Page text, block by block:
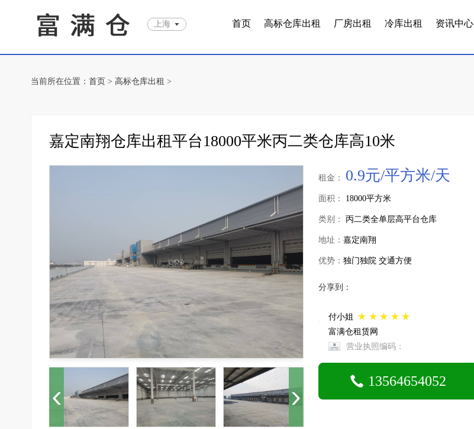
上海 首页 高标仓库出租 厂房出租 冷库出租 资讯中心
当前所在位置： 首页 > 高标仓库出租 >
嘉定南翔仓库出租平台18000平米丙二类仓库高10米
租金： 0.9元/平方米/天
面积： 18000平方米
类别： 丙二类全单层高平台仓库
地址： 嘉定南翔
优势： 独门独院 交通方便
分享到：
付小姐
富满仓租赁网
营业执照编码：
13564654052